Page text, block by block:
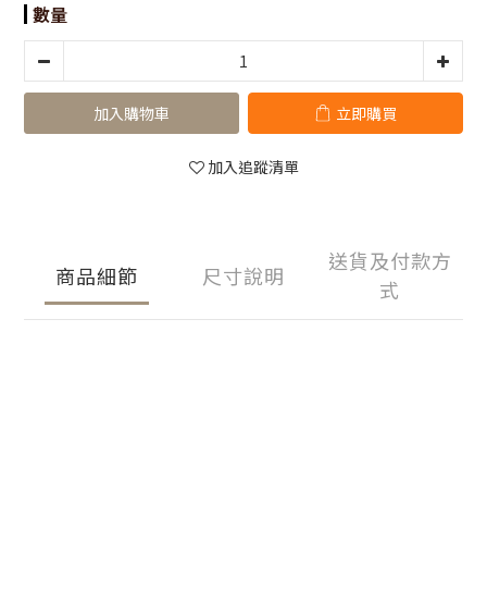
數量
加入購物車 立即購買
加入追蹤清單
商品細節 尺寸說明
送貨及付款方
式